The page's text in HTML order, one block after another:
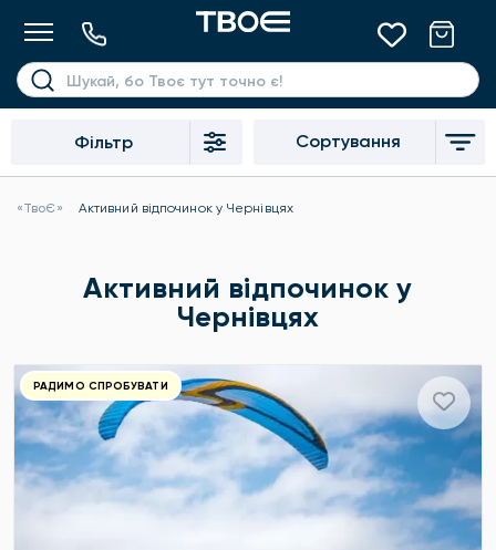
Фільтр Сортування
«ТвоЄ» Активний відпочинок у Чернівцях
Активний відпочинок у
Чернівцях
РАДИМО СПРОБУВАТИ